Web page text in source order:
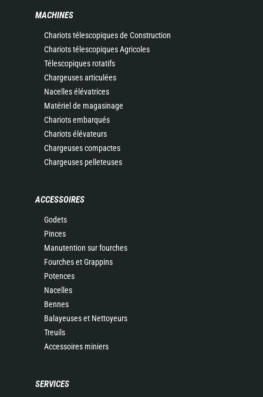
MACHINES
Chariots télescopiques de Construction
Chariots télescopiques Agricoles
Télescopiques rotatifs
Chargeuses articulées
Nacelles élévatrices
Matériel de magasinage
Chariots embarqués
Chariots élévateurs
Chargeuses compactes
Chargeuses pelleteuses
ACCESSOIRES
Godets
Pinces
Manutention sur fourches
Fourches et Grappins
Potences
Nacelles
Bennes
Balayeuses et Nettoyeurs
Treuils
Accessoires miniers
SERVICES